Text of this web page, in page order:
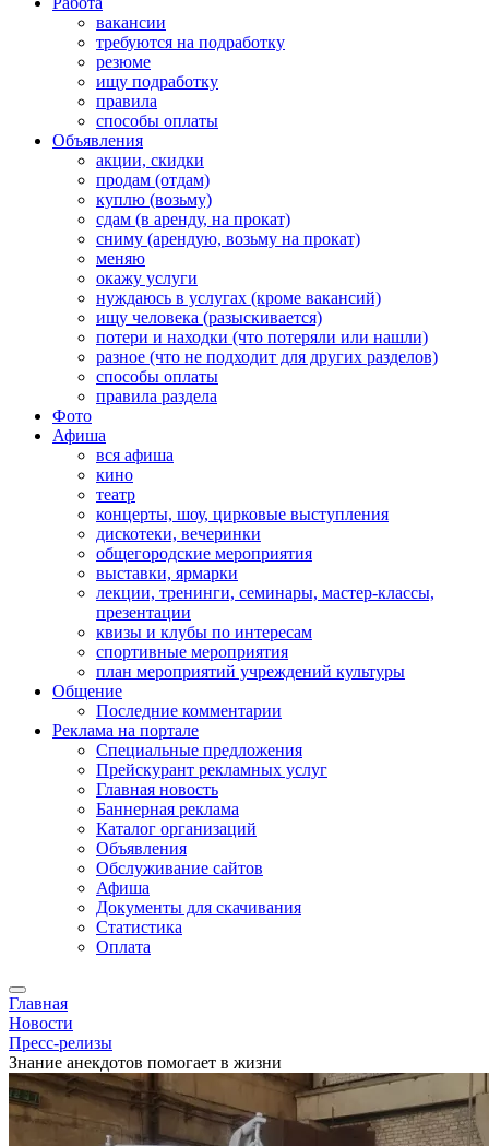
вакансии
требуются на подработку
резюме
ищу подработку
правила
способы оплаты
Объявления
акции, скидки
продам (отдам)
куплю (возьму)
сдам (в аренду, на прокат)
сниму (арендую, возьму на прокат)
меняю
окажу услуги
нуждаюсь в услугах (кроме вакансий)
ищу человека (разыскивается)
потери и находки (что потеряли или нашли)
разное (что не подходит для других разделов)
способы оплаты
правила раздела
Фото
Афиша
вся афиша
кино
театр
концерты, шоу, цирковые выступления
дискотеки, вечеринки
общегородские мероприятия
выставки, ярмарки
лекции, тренинги, семинары, мастер-классы,
презентации
квизы и клубы по интересам
спортивные мероприятия
план мероприятий учреждений культуры
Общение
Последние комментарии
Реклама на портале
Специальные предложения
Прейскурант рекламных услуг
Главная новость
Баннерная реклама
Каталог организаций
Объявления
Обслуживание сайтов
Афиша
Документы для скачивания
Статистика
Оплата
Главная
Новости
Пресс-релизы
Знание анекдотов помогает в жизни